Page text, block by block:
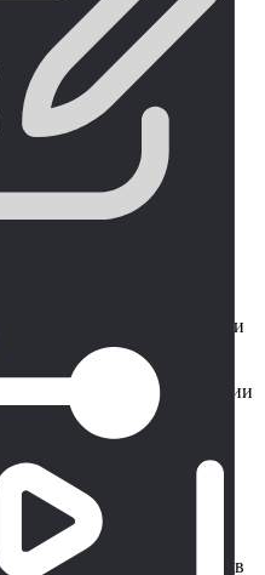
реалистичных
эффектов.
создавать
погодных условий и
объемный облачный
качества
и настраиваемый: от
стилизованного неба.
легко управлять Sky
планировщика времени или
процессора и
брызги дождя, снег, молнии
(шейдеры): влажность,
спадом
для
неба с вращением,
луны и т. д.
и относительно простой в